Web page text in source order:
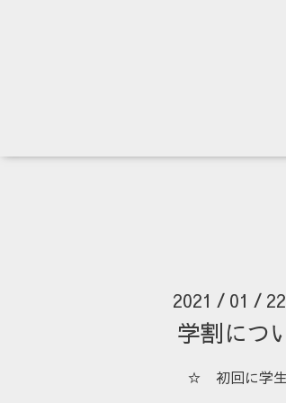
2021 / 01 /
学割につ
☆ 初回に学生